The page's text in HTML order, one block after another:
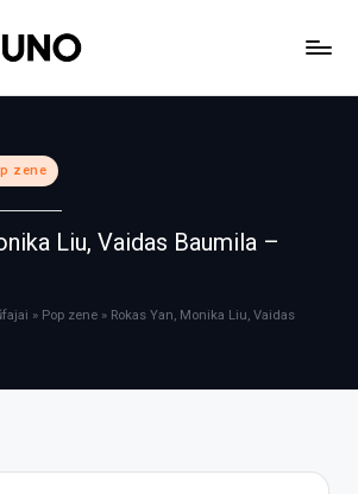
zene
Liu, Vaidas Baumila –
» Pop zene » Rokas Yan, Monika Liu, Vaidas